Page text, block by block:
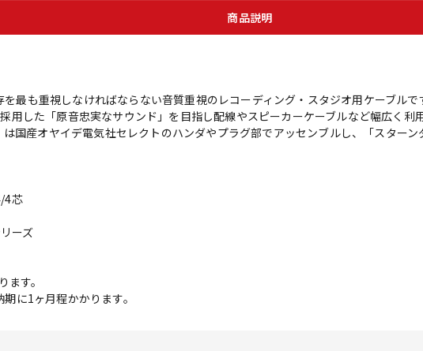
商品説明
最も重視しなければならない音質重視のレコーディング・スタジオ用ケーブルで
用した「原音忠実なサウンド」を目指し配線やスピーカーケーブルなど幅広く利
国産オヤイデ電気社セレクトのハンダやプラグ部でアッセンブルし、「スター
4芯
ーズ
す。
に1ヶ月程かかります。